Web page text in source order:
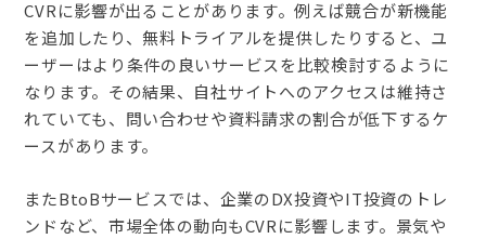
CVRに影響が出ることがあります。例えば競合が新機能
を追加したり、無料トライアルを提供したりすると、ユ
ーザーはより条件の良いサービスを比較検討するように
なります。その結果、自社サイトへのアクセスは維持さ
れていても、問い合わせや資料請求の割合が低下するケ
ースがあります。
またBtoBサービスでは、企業のDX投資やIT投資のトレ
ンドなど、市場全体の動向もCVRに影響します。景気や